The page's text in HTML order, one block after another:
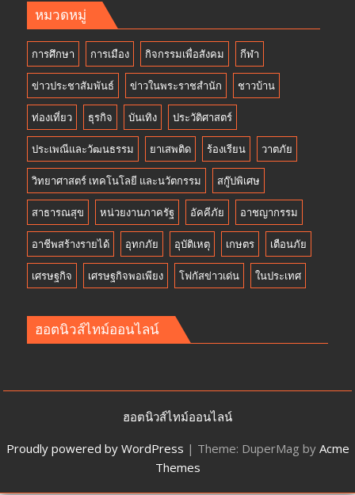
หมวดหมู่
การศึกษา การเมือง กิจกรรมเพื่อสังคม กีฬา
ข่าวประชาสัมพันธ์ ข่าวในพระราชสำนัก ชาวบ้าน
ท่องเที่ยว ธุรกิจ บันเทิง ประวัติศาสตร์
ประเพณีและวัฒนธรรม ยาเสพติด ร้องเรียน วาตภัย
วิทยาศาสตร์ เทคโนโลยี และนวัตกรรม สกู๊ปพิเศษ
สาธารณสุข หน่วยงานภาครัฐ อัคคีภัย อาชญากรรม
อาชีพสร้างรายได้ อุทกภัย อุบัติเหตุ เกษตร เตือนภัย
เศรษฐกิจ เศรษฐกิจพอเพียง โฟกัสข่าวเด่น ในประเทศ
ฮอตนิวส์ไทม์ออนไลน์
ฮอตนิวส์ไทม์ออนไลน์
Proudly powered by WordPress | Theme: DuperMag by Acme
Themes